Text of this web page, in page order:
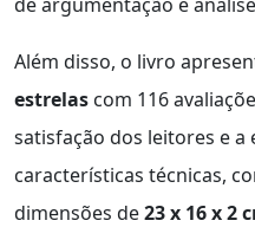
Além disso, o livro
estrelas com 116
satisfação dos leitores e a
características técnicas,
dimensões de23 x 16 x 2